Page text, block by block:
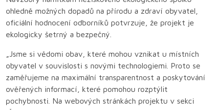
ohledně možných dopadů na přírodu a zdraví obyvatel,
oficiální hodnocení odborníků potvrzuje, že projekt je
ekologicky šetrný a bezpečný.
„Jsme si vědomi obav, které mohou vznikat u místních
obyvatel v souvislosti s novými technologiemi. Proto se
zaměřujeme na maximální transparentnost a poskytování
ověřených informací, které pomohou rozptýlit
pochybnosti. Na webových stránkách projektu v sekci